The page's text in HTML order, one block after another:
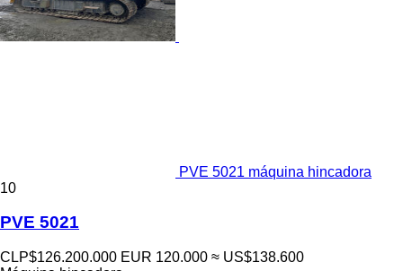
PVE 5021 máquina hincadora
10
PVE 5021
CLP$126.200.000 EUR 120.000 ≈ US$138.600